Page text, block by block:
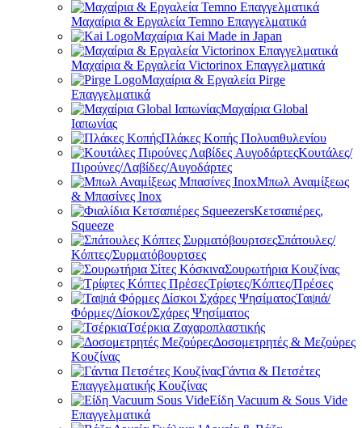
Μαχαίρια & Εργαλεία Temno Επαγγελματικά
Μαχαίρια Kai Made in Japan
Μαχαίρια & Εργαλεία Victorinox Επαγγελματικά
Μαχαίρια & Εργαλεία Pirge
Επαγγελματικά
Μαχαίρια Global
Ιαπωνίας
Πλάκες Κοπής Πολυαιθυλενίου
Κουτάλες/
Πιρούνες/Λαβίδες/Αυγοδάρτες
Μπωλ Αναμίξεως
& Μπασίνες Inox
Κετσαπιέρες,
Squeeze
Σπάτουλες/
Κόπτες/Συρματόβουρτσες
Σουρωτήρια Κουζίνας
Τρίφτες/Κόπτες/Πρέσες
Ταψιά/
Φόρμες/Δίσκοι/Σχάρες Ψησίματος
Τσέρκια Ζαχαροπλαστικής
Δοσομετρητές & Μεζούρες
Κουζίνας
Γάντια & Πετσέτες
Επαγγελματικής Κουζίνας
Είδη Vacuum & Sous Vide
Επαγγελματικά